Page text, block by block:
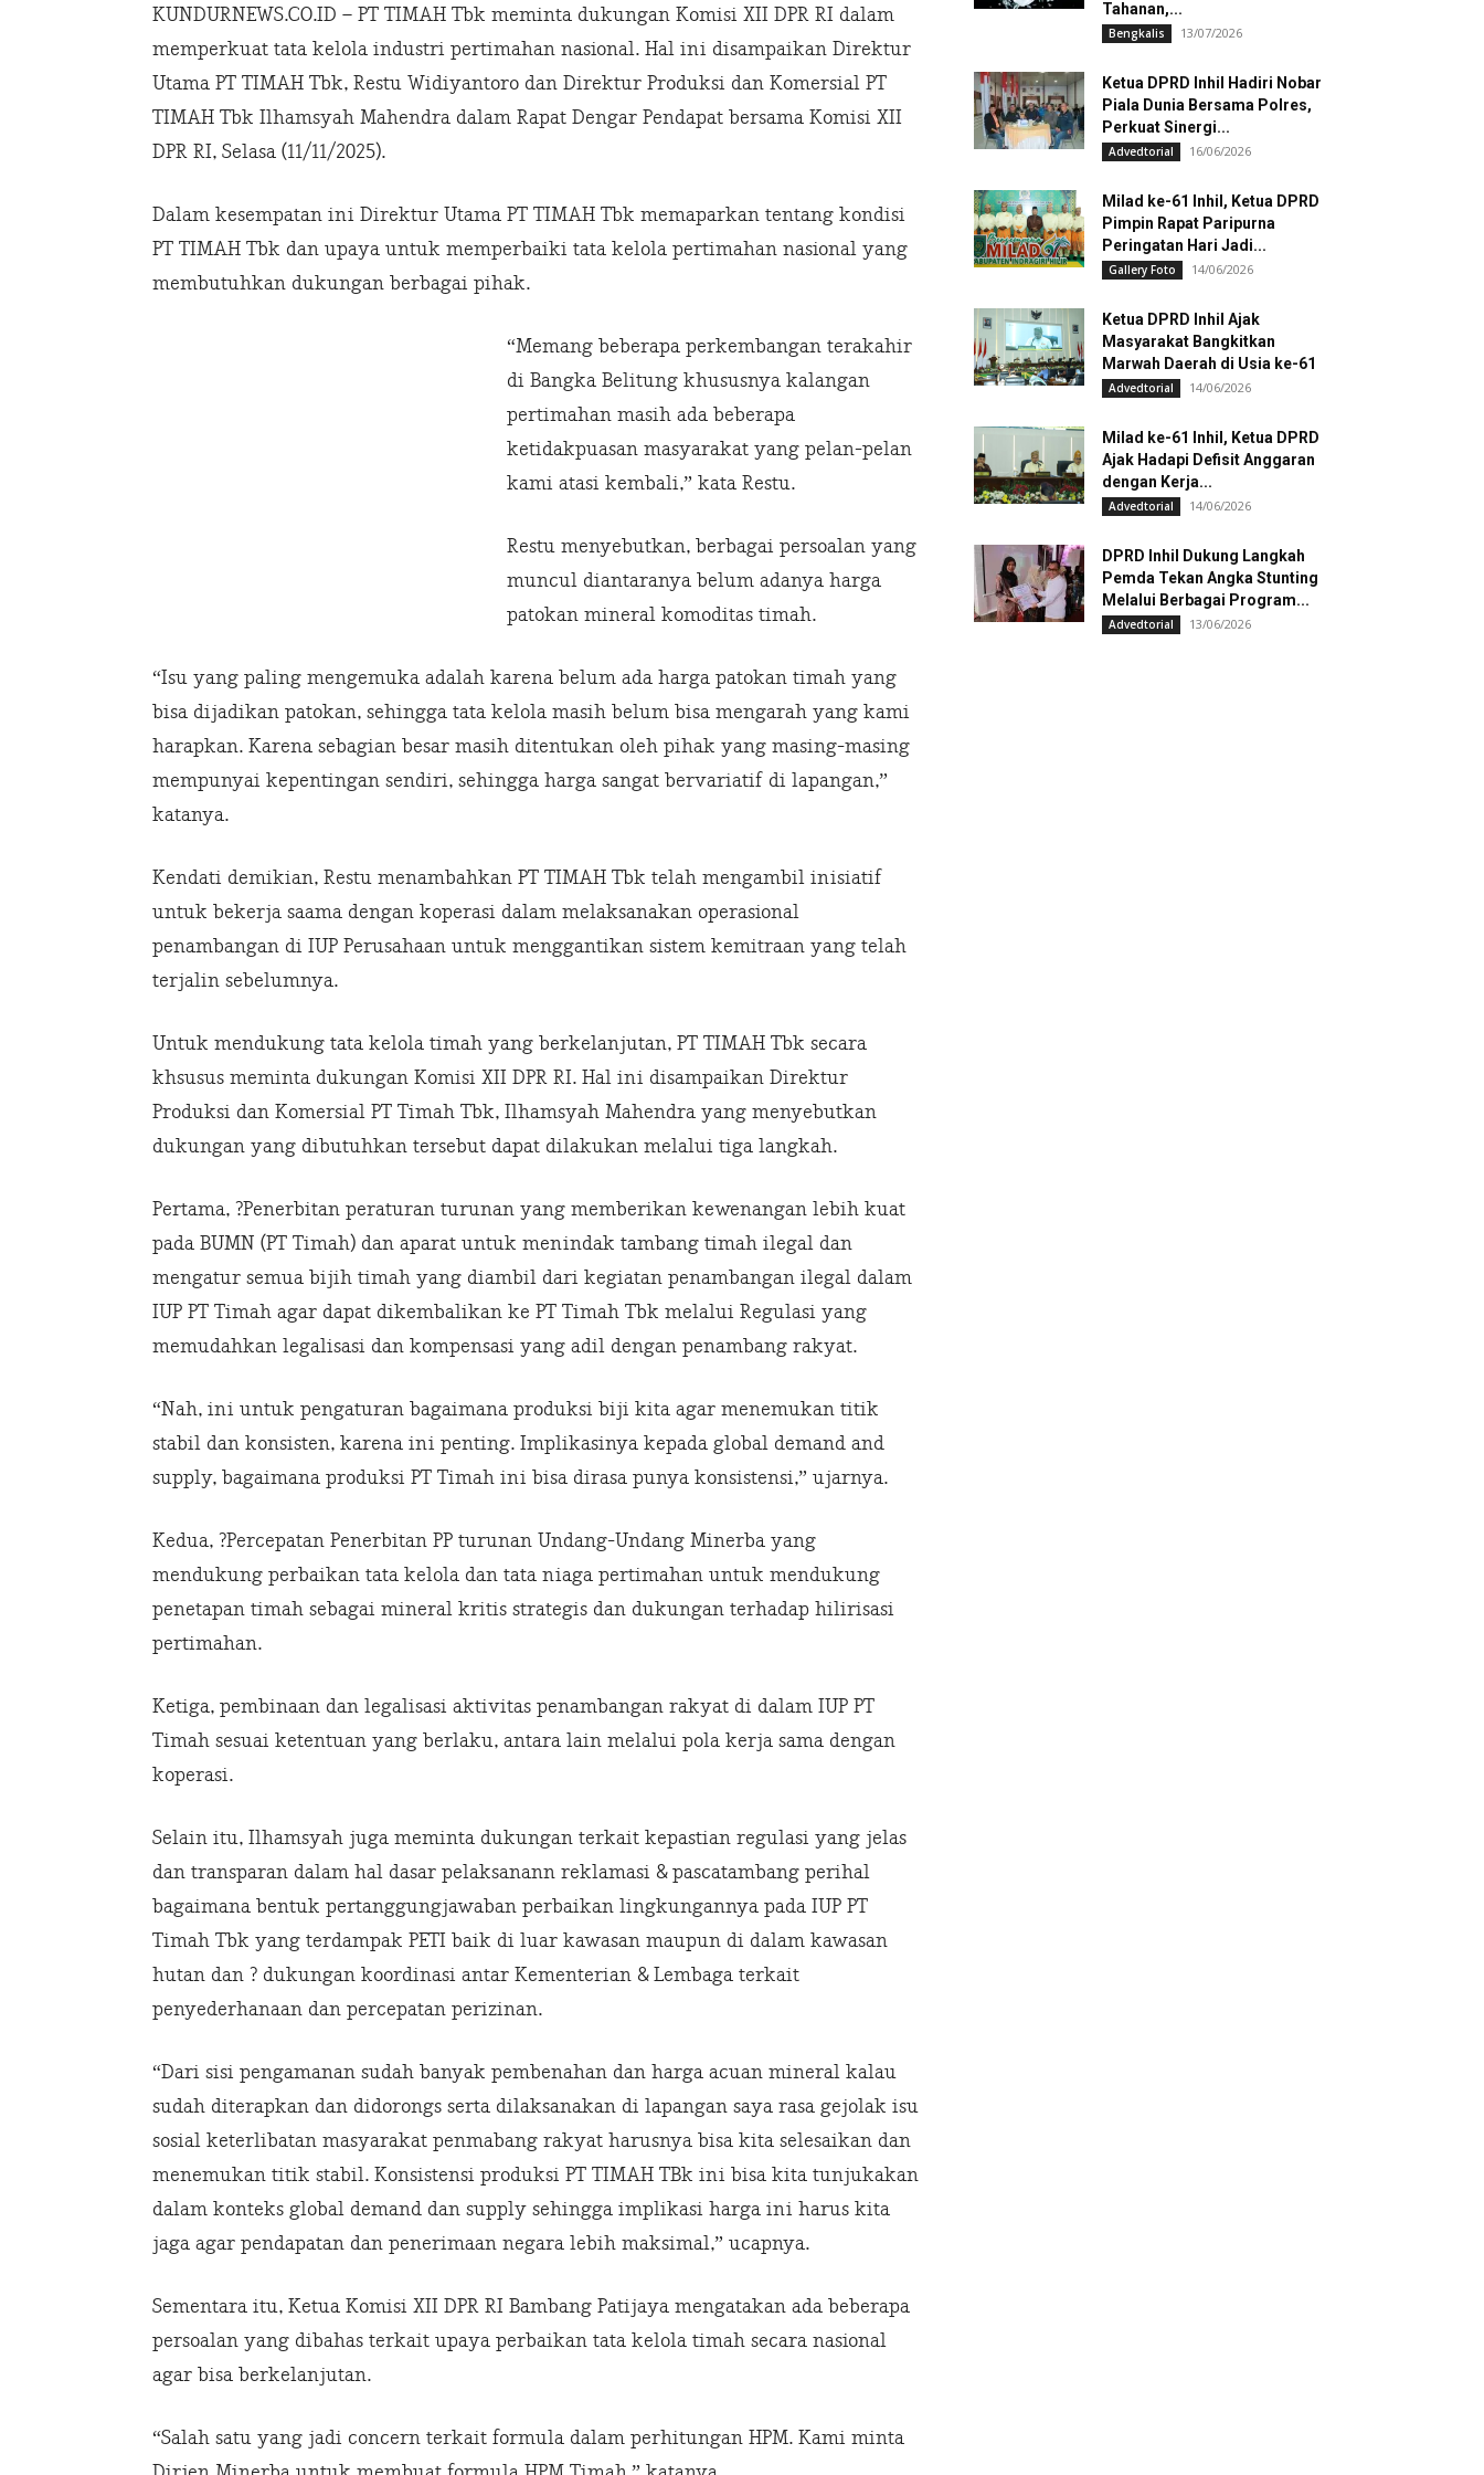
KUNDURNEWS.CO.ID – PT TIMAH Tbk meminta dukungan Komisi XII DPR RI dalam
memperkuat tata kelola industri pertimahan nasional. Hal ini disampaikan Direktur
Utama PT TIMAH Tbk, Restu Widiyantoro dan Direktur Produksi dan Komersial PT
TIMAH Tbk Ilhamsyah Mahendra dalam Rapat Dengar Pendapat bersama Komisi XII
DPR RI, Selasa (11/11/2025).
Dalam kesempatan ini Direktur Utama PT TIMAH Tbk memaparkan tentang kondisi
PT TIMAH Tbk dan upaya untuk memperbaiki tata kelola pertimahan nasional yang
membutuhkan dukungan berbagai pihak.
“Memang beberapa perkembangan terakahir
di Bangka Belitung khususnya kalangan
pertimahan masih ada beberapa
ketidakpuasan masyarakat yang pelan-pelan
kami atasi kembali,” kata Restu.
Restu menyebutkan, berbagai persoalan yang
muncul diantaranya belum adanya harga
patokan mineral komoditas timah.
“Isu yang paling mengemuka adalah karena belum ada harga patokan timah yang
bisa dijadikan patokan, sehingga tata kelola masih belum bisa mengarah yang kami
harapkan. Karena sebagian besar masih ditentukan oleh pihak yang masing-masing
mempunyai kepentingan sendiri, sehingga harga sangat bervariatif di lapangan,”
katanya.
Kendati demikian, Restu menambahkan PT TIMAH Tbk telah mengambil inisiatif
untuk bekerja saama dengan koperasi dalam melaksanakan operasional
penambangan di IUP Perusahaan untuk menggantikan sistem kemitraan yang telah
terjalin sebelumnya.
Untuk mendukung tata kelola timah yang berkelanjutan, PT TIMAH Tbk secara
khsusus meminta dukungan Komisi XII DPR RI. Hal ini disampaikan Direktur
Produksi dan Komersial PT Timah Tbk, Ilhamsyah Mahendra yang menyebutkan
dukungan yang dibutuhkan tersebut dapat dilakukan melalui tiga langkah.
Pertama, ?Penerbitan peraturan turunan yang memberikan kewenangan lebih kuat
pada BUMN (PT Timah) dan aparat untuk menindak tambang timah ilegal dan
mengatur semua bijih timah yang diambil dari kegiatan penambangan ilegal dalam
IUP PT Timah agar dapat dikembalikan ke PT Timah Tbk melalui Regulasi yang
memudahkan legalisasi dan kompensasi yang adil dengan penambang rakyat.
“Nah, ini untuk pengaturan bagaimana produksi biji kita agar menemukan titik
stabil dan konsisten, karena ini penting. Implikasinya kepada global demand and
supply, bagaimana produksi PT Timah ini bisa dirasa punya konsistensi,” ujarnya.
Kedua, ?Percepatan Penerbitan PP turunan Undang-Undang Minerba yang
mendukung perbaikan tata kelola dan tata niaga pertimahan untuk mendukung
penetapan timah sebagai mineral kritis strategis dan dukungan terhadap hilirisasi
pertimahan.
Ketiga, pembinaan dan legalisasi aktivitas penambangan rakyat di dalam IUP PT
Timah sesuai ketentuan yang berlaku, antara lain melalui pola kerja sama dengan
koperasi.
Selain itu, Ilhamsyah juga meminta dukungan terkait kepastian regulasi yang jelas
dan transparan dalam hal dasar pelaksanann reklamasi & pascatambang perihal
bagaimana bentuk pertanggungjawaban perbaikan lingkungannya pada IUP PT
Timah Tbk yang terdampak PETI baik di luar kawasan maupun di dalam kawasan
hutan dan ? dukungan koordinasi antar Kementerian & Lembaga terkait
penyederhanaan dan percepatan perizinan.
“Dari sisi pengamanan sudah banyak pembenahan dan harga acuan mineral kalau
sudah diterapkan dan didorongs serta dilaksanakan di lapangan saya rasa gejolak isu
sosial keterlibatan masyarakat penmabang rakyat harusnya bisa kita selesaikan dan
menemukan titik stabil. Konsistensi produksi PT TIMAH TBk ini bisa kita tunjukakan
dalam konteks global demand dan supply sehingga implikasi harga ini harus kita
jaga agar pendapatan dan penerimaan negara lebih maksimal,” ucapnya.
Sementara itu, Ketua Komisi XII DPR RI Bambang Patijaya mengatakan ada beberapa
persoalan yang dibahas terkait upaya perbaikan tata kelola timah secara nasional
agar bisa berkelanjutan.
“Salah satu yang jadi concern terkait formula dalam perhitungan HPM. Kami minta
Tahanan,...
Bengkalis 13/07/2026
Ketua DPRD Inhil Hadiri Nobar
Piala Dunia Bersama Polres,
Perkuat Sinergi...
Advedtorial 16/06/2026
Milad ke-61 Inhil, Ketua DPRD
Pimpin Rapat Paripurna
Peringatan Hari Jadi...
Gallery Foto 14/06/2026
Ketua DPRD Inhil Ajak
Masyarakat Bangkitkan
Marwah Daerah di Usia ke-61
Advedtorial 14/06/2026
Milad ke-61 Inhil, Ketua DPRD
Ajak Hadapi Defisit Anggaran
dengan Kerja...
Advedtorial 14/06/2026
DPRD Inhil Dukung Langkah
Pemda Tekan Angka Stunting
Melalui Berbagai Program...
Advedtorial 13/06/2026